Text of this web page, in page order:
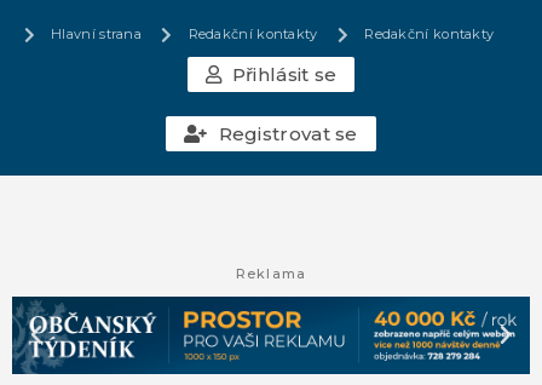
Hlavní strana Redakční kontakty Redakční kontakty
Přihlásit se
Registrovat se
Reklama